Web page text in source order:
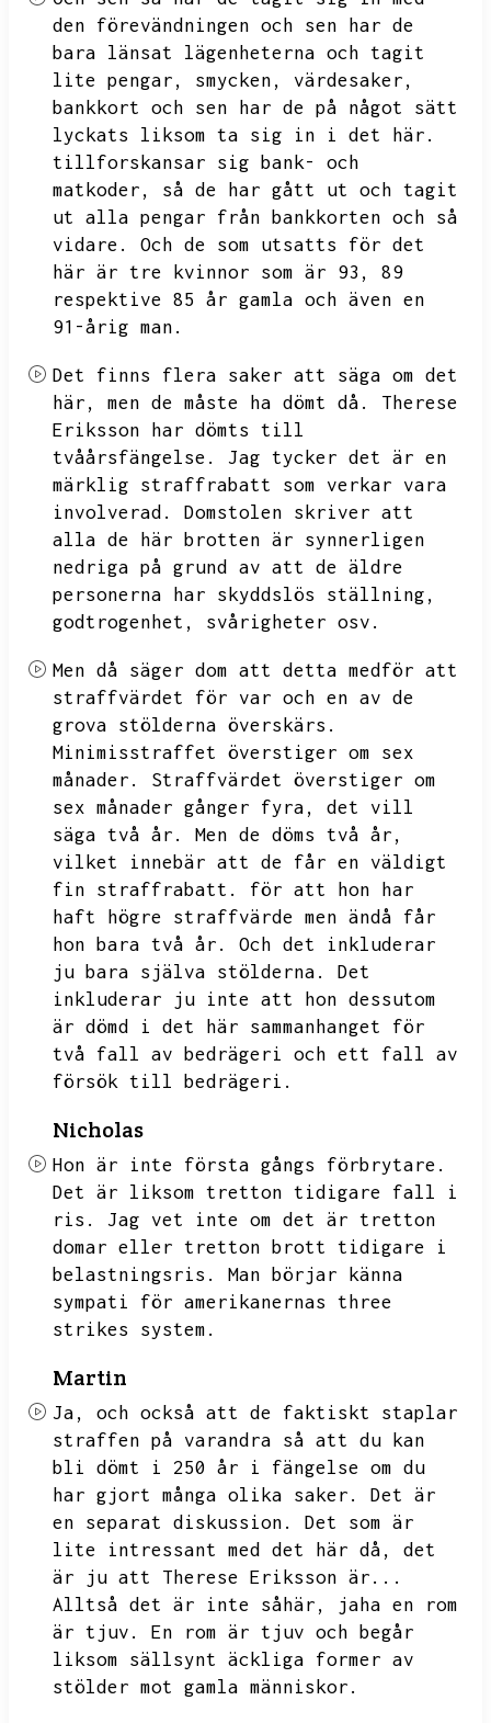
den förevändningen och sen har de
bara länsat lägenheterna och tagit
lite pengar,
smycken,
värdesaker,
bankkort och sen har de på något sätt
lyckats liksom ta sig in i det här.
tillforskansar sig bank- och
matkoder,
så de har gått ut och tagit
ut alla pengar från bankkorten och så
vidare.
Och de som utsatts för det
här är tre kvinnor som är 93,
89
respektive 85 år gamla och även en
91-årig man.
Det finns flera saker att säga om det
här,
men de måste ha dömt då.
Therese
Eriksson har dömts till
tvåårsfängelse.
Jag tycker det är en
märklig straffrabatt som verkar vara
involverad.
Domstolen skriver att
alla de här brotten är synnerligen
nedriga på grund av att de äldre
personerna har skyddslös ställning,
godtrogenhet,
svårigheter osv.
Men då säger dom att detta medför att
straffvärdet för var och en av de
grova stölderna överskärs.
Minimisstraffet överstiger om sex
månader.
Straffvärdet överstiger om
sex månader gånger fyra,
det vill
säga två år.
Men de döms två år,
vilket innebär att de får en väldigt
fin straffrabatt.
för att hon har
haft högre straffvärde men ändå får
hon bara två år.
Och det inkluderar
ju bara själva stölderna.
Det
inkluderar ju inte att hon dessutom
är dömd i det här sammanhanget för
två fall av bedrägeri och ett fall av
försök till bedrägeri.
Nicholas
Hon är inte första gångs förbrytare.
Det är liksom tretton tidigare fall i
ris.
Jag vet inte om det är tretton
domar eller tretton brott tidigare i
belastningsris.
Man börjar känna
sympati för amerikanernas three
strikes system.
Martin
Ja,
och också att de faktiskt staplar
straffen på varandra så att du kan
bli dömt i 250 år i fängelse om du
har gjort många olika saker.
Det är
en separat diskussion.
Det som är
lite intressant med det här då,
det
är ju att Therese Eriksson är...
Alltså det är inte såhär,
jaha en rom
är tjuv.
En rom är tjuv och begår
liksom sällsynt äckliga former av
stölder mot gamla människor.